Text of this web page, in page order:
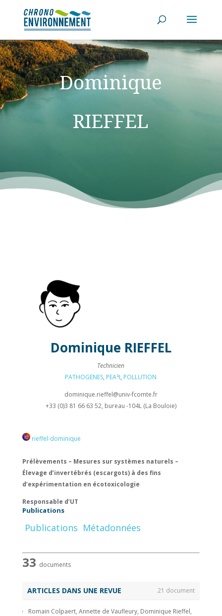
Dominique
RIEFFEL
Dominique RIEFFEL
Technicien
PATHOGENES, PEA²t, POLLUTION
dominique.rieffel@univ-fcomte.fr
+33 (0)3 81 66 63 52, bureau -104L (La Bouloie)
rieffel-dominique
Prélèvements – Mesures sur systèmes naturels –
Élevage d’invertébrés (escargots) à des fins
d’expérimentation en écotoxicologie
Responsable d’UT
Publications
Publications Métadonnées
33 documents
ARTICLES DANS UNE REVUE 21 document
Romain Colpaert, Annette de Vaufleury, Dominique Rieffel,